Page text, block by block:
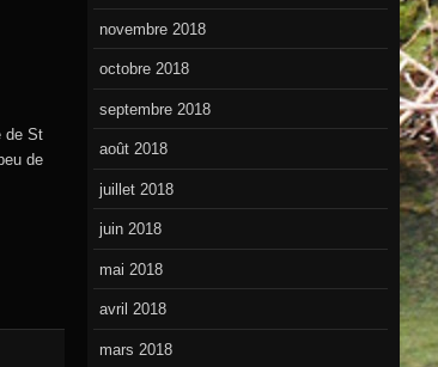
de St
de
novembre 2018
octobre 2018
septembre 2018
août 2018
juillet 2018
juin 2018
mai 2018
avril 2018
mars 2018